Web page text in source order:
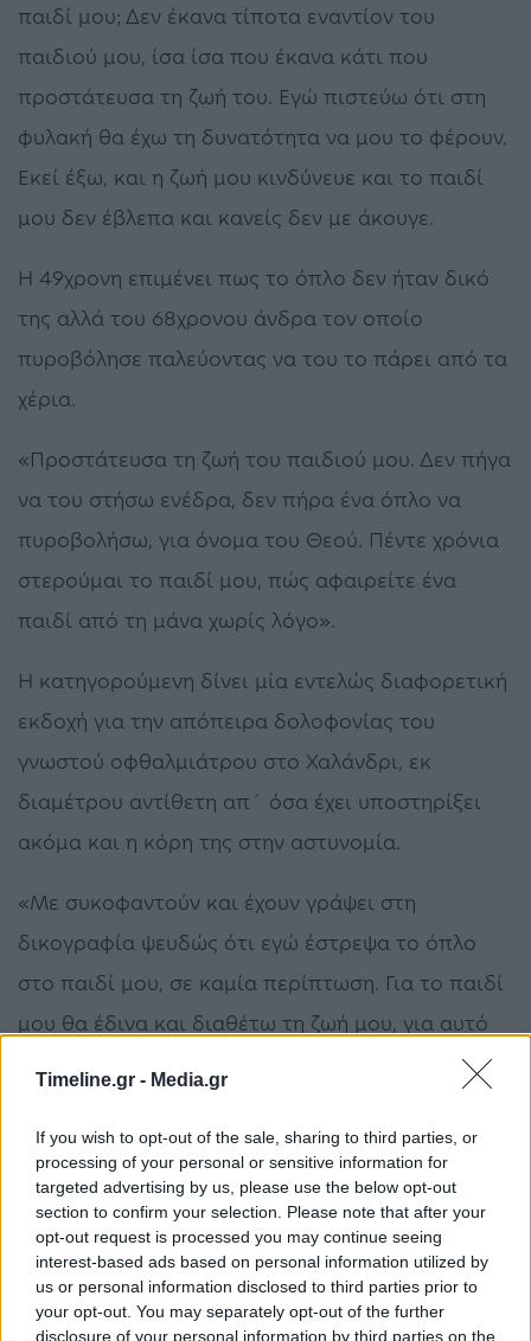
Timeline.gr - Media.gr
If you wish to opt-out of the sale, sharing to third parties, or
processing of your personal or sensitive information for
targeted advertising by us, please use the below opt-out
section to confirm your selection. Please note that after your
opt-out request is processed you may continue seeing
interest-based ads based on personal information utilized by
us or personal information disclosed to third parties prior to
your opt-out. You may separately opt-out of the further
disclosure of your personal information by third parties on the
παιδί μου; Δεν έκανα τίποτα εναντίον του
παιδιού μου, ίσα ίσα που έκανα κάτι που
προστάτευσα τη ζωή του. Εγώ πιστεύω ότι στη
φυλακή θα έχω τη δυνατότητα να μου το φέρουν.
Εκεί έξω, και η ζωή μου κινδύνευε και το παιδί
μου δεν έβλεπα και κανείς δεν με άκουγε.
Η 49χρονη επιμένει πως το όπλο δεν ήταν δικό
της αλλά του 68χρονου άνδρα τον οποίο
πυροβόλησε παλεύοντας να του το πάρει από τα
χέρια.
«Προστάτευσα τη ζωή του παιδιού μου. Δεν πήγα
να του στήσω ενέδρα, δεν πήρα ένα όπλο να
πυροβολήσω, για όνομα του Θεού. Πέντε χρόνια
στερούμαι το παιδί μου, πώς αφαιρείτε ένα
παιδί από τη μάνα χωρίς λόγο».
Η κατηγορούμενη δίνει μία εντελώς διαφορετική
εκδοχή για την απόπειρα δολοφονίας του
γνωστού οφθαλμιάτρου στο Χαλάνδρι, εκ
διαμέτρου αντίθετη απ´ όσα έχει υποστηρίξει
ακόμα και η κόρη της στην αστυνομία.
«Με συκοφαντούν και έχουν γράψει στη
δικογραφία ψευδώς ότι εγώ έστρεψα το όπλο
στο παιδί μου, σε καμία περίπτωση. Για το παιδί
μου θα έδινα και διαθέτω τη ζωή μου, για αυτό
Εισαγγελέας και ανακριτής αναμένεται να
αποφασίσουν για τη τύχη της μετά την
ολοκλήρωση της απολογίας της.